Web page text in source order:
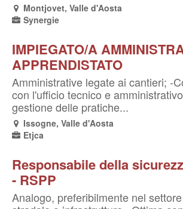
Montjovet, Valle d'Aosta
Synergie
IMPIEGATO/A
APPRENDISTATO
Amministrative legate ai cantieri; -
con l'ufficio tecnico e
gestione delle pratiche...
Issogne, Valle d'Aosta
Etjca
Responsabile della
- RSPP
Analogo, preferibilmente nel